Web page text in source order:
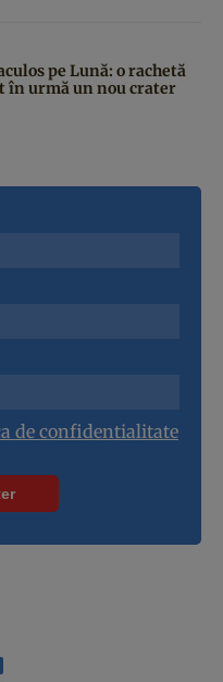
pe Lună: o rachetă
în urmă un nou crater
de confidentialitate